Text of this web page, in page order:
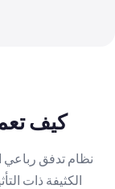
كيف
نظام تدفق رباعي
الكثيفة ذات